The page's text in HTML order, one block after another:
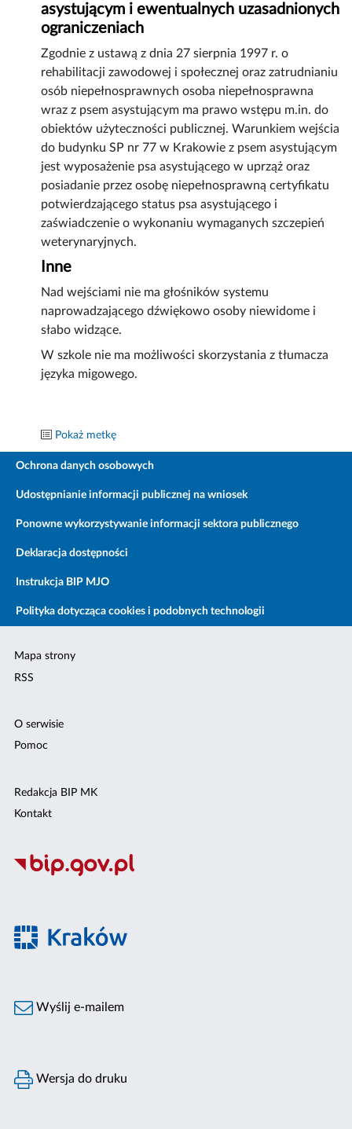
asystującym i ewentualnych uzasadnionych
ograniczeniach
Zgodnie z ustawą z dnia 27 sierpnia 1997 r. o
rehabilitacji zawodowej i społecznej oraz zatrudnianiu
osób niepełnosprawnych osoba niepełnosprawna
wraz z psem asystującym ma prawo wstępu m.in. do
obiektów użyteczności publicznej. Warunkiem wejścia
do budynku SP nr 77 w Krakowie z psem asystującym
jest wyposażenie psa asystującego w uprząż oraz
posiadanie przez osobę niepełnosprawną certyfikatu
potwierdzającego status psa asystującego i
zaświadczenie o wykonaniu wymaganych szczepień
weterynaryjnych.
Inne
Nad wejściami nie ma głośników systemu
naprowadzającego dźwiękowo osoby niewidome i
słabo widzące.
W szkole nie ma możliwości skorzystania z tłumacza
języka migowego.
Pokaż metkę
Ochrona danych osobowych
Udostępnianie informacji publicznej na wniosek
Ponowne wykorzystywanie informacji sektora publicznego
Deklaracja dostępności
Instrukcja BIP MJO
Polityka dotycząca cookies i podobnych technologii
Mapa strony
RSS
O serwisie
Pomoc
Redakcja BIP MK
Kontakt
Wyślij e-mailem
Wersja do druku